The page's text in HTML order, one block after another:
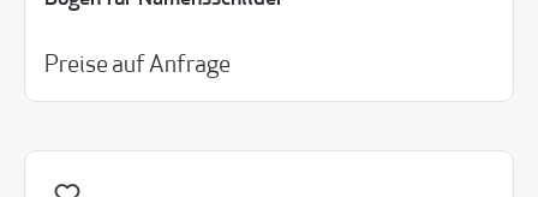
Preise auf Anfrage